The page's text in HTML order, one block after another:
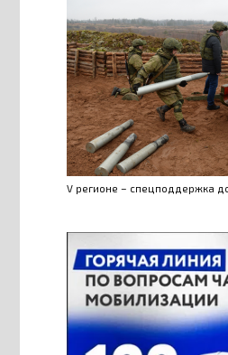
V регионе – спецподдержка